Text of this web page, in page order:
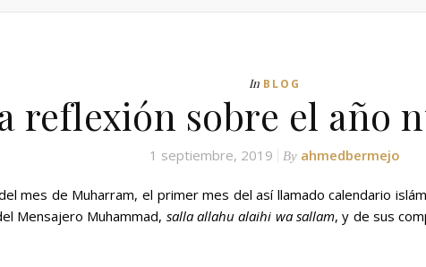
In BLOG
reflexión sobre el año
1 septiembre, 2019 By ahmedbermejo
mes de Muharram, el primer mes del así llamado calendario
Mensajero Muhammad, salla allahu alaihi wa sallam, y de sus